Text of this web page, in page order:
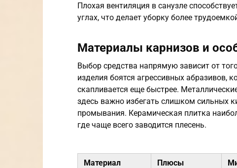
Плохая вентиляция в санузле
углах, что делает уборку более
Материалы карнизов и
Выбор средства напрямую зависит от
изделия боятся агрессивных абразивов,
скапливается еще быстрее.
здесь важно избегать слишком сильных
промывания. Керамическая плитка
где чаще всего заводится плесень.
Материал Плюсы